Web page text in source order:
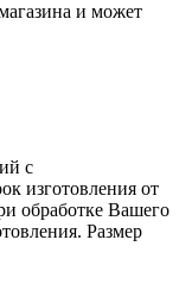
и может
с
изготовления от
обработке Вашего
Размер